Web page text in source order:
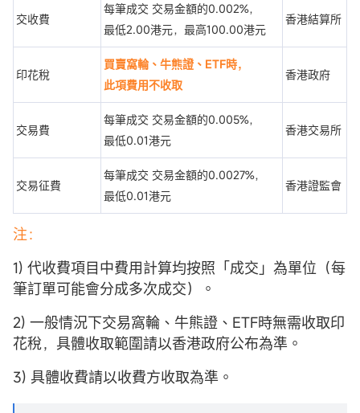
交收費
每筆成交 交易金額的0.002%，
最低2.00港元，最高100.00港元
香港結算所
印花稅
買賣窩輪、牛熊證、ETF時，
此項費用不收取
香港政府
交易費
每筆成交 交易金額的0.005%，
最低0.01港元
香港交易所
交易征費
每筆成交 交易金額的0.0027%，
最低0.01港元
香港證監會
注：
1) 代收費項目中費用計算均按照「成交」為單位（每
筆訂單可能會分成多次成交）。
2) 一般情況下交易窩輪、牛熊證、ETF時無需收取印
花稅，具體收取範圍請以香港政府公布為準。
3) 具體收費請以收費方收取為準。